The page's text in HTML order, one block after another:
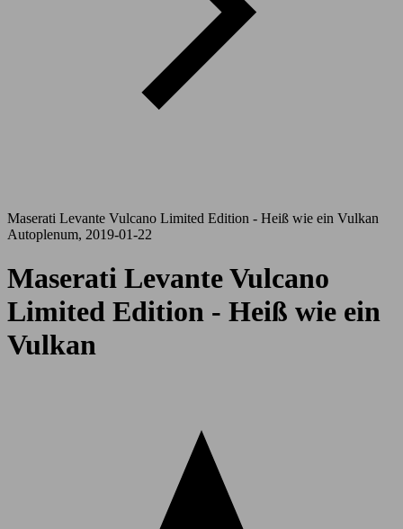
Maserati Levante Vulcano Limited Edition - Heiß wie ein Vulkan
Autoplenum, 2019-01-22
Maserati Levante Vulcano
Limited Edition - Heiß wie ein
Vulkan